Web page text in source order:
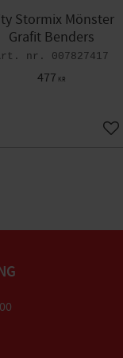
Stormix Mönster
Grafit Benders
007827417
477 KR